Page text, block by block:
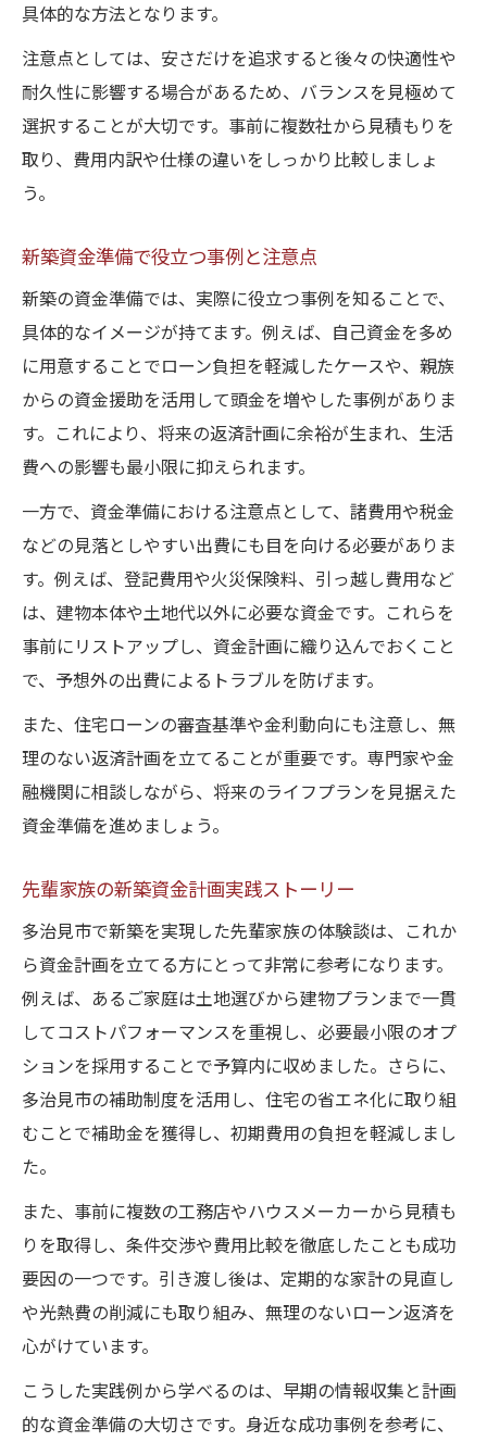
具体的な方法となります。
注意点としては、安さだけを追求すると後々の快適性や
耐久性に影響する場合があるため、バランスを見極めて
選択することが大切です。事前に複数社から見積もりを
取り、費用内訳や仕様の違いをしっかり比較しましょ
う。
新築資金準備で役立つ事例と注意点
新築の資金準備では、実際に役立つ事例を知ることで、
具体的なイメージが持てます。例えば、自己資金を多め
に用意することでローン負担を軽減したケースや、親族
からの資金援助を活用して頭金を増やした事例がありま
す。これにより、将来の返済計画に余裕が生まれ、生活
費への影響も最小限に抑えられます。
一方で、資金準備における注意点として、諸費用や税金
などの見落としやすい出費にも目を向ける必要がありま
す。例えば、登記費用や火災保険料、引っ越し費用など
は、建物本体や土地代以外に必要な資金です。これらを
事前にリストアップし、資金計画に織り込んでおくこと
で、予想外の出費によるトラブルを防げます。
また、住宅ローンの審査基準や金利動向にも注意し、無
理のない返済計画を立てることが重要です。専門家や金
融機関に相談しながら、将来のライフプランを見据えた
資金準備を進めましょう。
先輩家族の新築資金計画実践ストーリー
多治見市で新築を実現した先輩家族の体験談は、これか
ら資金計画を立てる方にとって非常に参考になります。
例えば、あるご家庭は土地選びから建物プランまで一貫
してコストパフォーマンスを重視し、必要最小限のオプ
ションを採用することで予算内に収めました。さらに、
多治見市の補助制度を活用し、住宅の省エネ化に取り組
むことで補助金を獲得し、初期費用の負担を軽減しまし
た。
また、事前に複数の工務店やハウスメーカーから見積も
りを取得し、条件交渉や費用比較を徹底したことも成功
要因の一つです。引き渡し後は、定期的な家計の見直し
や光熱費の削減にも取り組み、無理のないローン返済を
心がけています。
こうした実践例から学べるのは、早期の情報収集と計画
的な資金準備の大切さです。身近な成功事例を参考に、